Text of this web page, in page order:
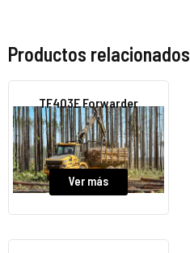
Productos relacionados
TF403E Forwarder
Ver más